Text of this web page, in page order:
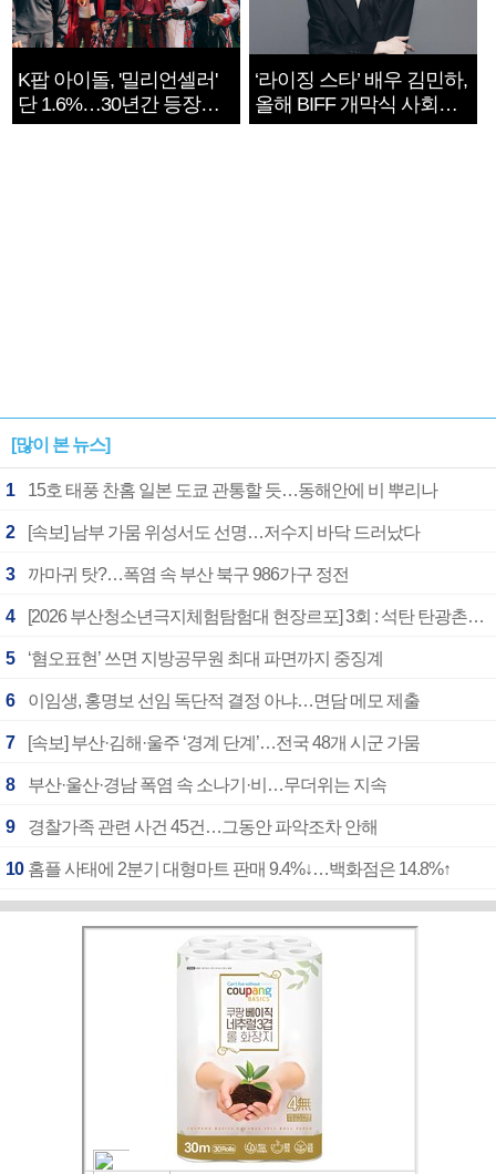
K팝 아이돌, '밀리언셀러'
단 1.6%…30년간 등장
1182개팀 전수조사
‘라이징 스타’ 배우 김민하,
올해 BIFF 개막식 사회자
확정
[많이 본 뉴스]
1 15호 태풍 찬홈 일본 도쿄 관통할 듯…동해안에 비 뿌리나
2 [속보] 남부 가뭄 위성서도 선명…저수지 바닥 드러났다
3 까마귀 탓?…폭염 속 부산 북구 986가구 정전
4 [2026 부산청소년극지체험탐험대 현장르포] 3회 : 석탄 탄광촌에서 북극 연구의 중심지로
5 ‘혐오표현’ 쓰면 지방공무원 최대 파면까지 중징계
6 이임생, 홍명보 선임 독단적 결정 아냐…면담 메모 제출
7 [속보] 부산·김해·울주 ‘경계 단계’…전국 48개 시군 가뭄
8 부산·울산·경남 폭염 속 소나기·비…무더위는 지속
9 경찰가족 관련 사건 45건…그동안 파악조차 안해
10 홈플 사태에 2분기 대형마트 판매 9.4%↓…백화점은 14.8%↑